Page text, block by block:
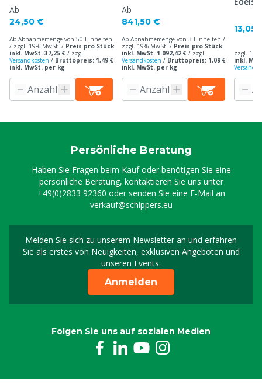
Ab
24,50 €
Ab Abnahmemenge von 50 Einheiten
/ zzgl. 19% MwSt. / Preis pro Stück
inkl. MwSt. 37,25 € / zzgl.
Versandkosten / Bruttopreis: 1,49 €
inkl. MwSt. per kg
Ab
841,50 €
Ab Abnahmemenge von 3 Einheiten /
zzgl. 19% MwSt. / Preis pro Stück
inkl. MwSt. 1.092,42 € / zzgl.
Versandkosten / Bruttopreis: 1,09 €
inkl. MwSt. per kg
13,05
zzgl.
inkl.
Persönliche Beratung
Haben Sie Fragen beim Kauf oder benötigen Sie eine
persönliche Beratung, kontaktieren Sie uns unter
+49(0)2833 92360 oder senden Sie eine E-Mail an
verkauf@schippers.eu
Melden Sie sich zu unserem Newsletter an und erfahren
Sie als erstes von Neuigkeiten, exklusiven Angeboten und
unseren Events.
Melden Sie sich für
Anmelden
Folgen Sie uns auf sozialen Medien